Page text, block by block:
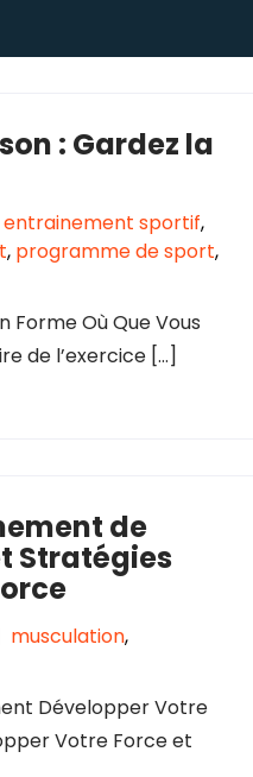
: Gardez la
entrainement sportif,
, programme de sport,
Forme Où Que Vous
de l’exercice […]
de
Stratégies
musculation,
Développer Votre
Votre Force et